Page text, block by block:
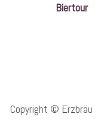
Biertour
Copyright © Erzbräu